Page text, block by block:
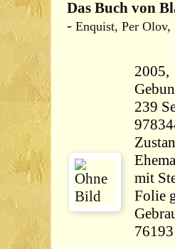
Das Buch von
- Enquist, Per
239 Seiten
mit
Folie
76193